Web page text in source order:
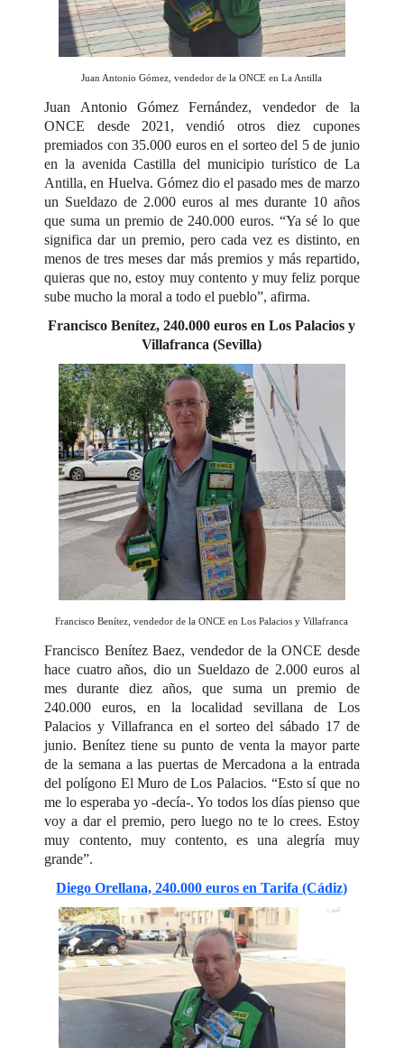
Juan Antonio Gómez, vendedor de la ONCE en La Antilla
Juan Antonio Gómez Fernández, vendedor de la
ONCE desde 2021, vendió otros diez cupones
premiados con 35.000 euros en el sorteo del 5 de junio
en la avenida Castilla del municipio turístico de La
Antilla, en Huelva. Gómez dio el pasado mes de marzo
un Sueldazo de 2.000 euros al mes durante 10 años
que suma un premio de 240.000 euros. “Ya sé lo que
significa dar un premio, pero cada vez es distinto, en
menos de tres meses dar más premios y más repartido,
quieras que no, estoy muy contento y muy feliz porque
sube mucho la moral a todo el pueblo”, afirma.
Francisco Benítez, 240.000 euros en Los Palacios y
Villafranca (Sevilla)
Francisco Benítez, vendedor de la ONCE en Los Palacios y Villafranca
Francisco Benítez Baez, vendedor de la ONCE desde
hace cuatro años, dio un Sueldazode 2.000 euros al
mes durante diez años, que suma un premio de
240.000 euros, en la localidad sevillana de Los
Palacios y Villafranca en el sorteo del sábado 17 de
junio. Benítez tiene su punto de venta la mayor parte
de la semana a las puertas de Mercadona a la entrada
del polígono El Muro de Los Palacios. “Esto sí que no
me lo esperaba yo -decía-. Yo todos los días pienso que
voy a dar el premio, pero luego no te lo crees. Estoy
muy contento, muy contento, es una alegría muy
grande”.
Diego Orellana, 240.000 euros en Tarifa (Cádiz)